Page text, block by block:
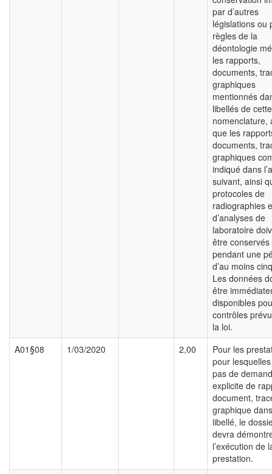
par d’autres
législations ou
règles de la
déontologie
les rapports,
documents,
graphiques
mentionnés
libellés de cette
nomenclature,
que les
documents,
graphiques
indiqué dans
suivant, ainsi
protocoles de
radiographies
d’analyses de
laboratoire
être conservés
pendant une
d’au moins
Les données
être
disponibles
contrôles
la loi.
A01§08
1/03/2020 2,00
Pour les
pour lesquelles
pas de
explicite de
document,
graphique
libellé, le
devra
l’exécution de
prestation.